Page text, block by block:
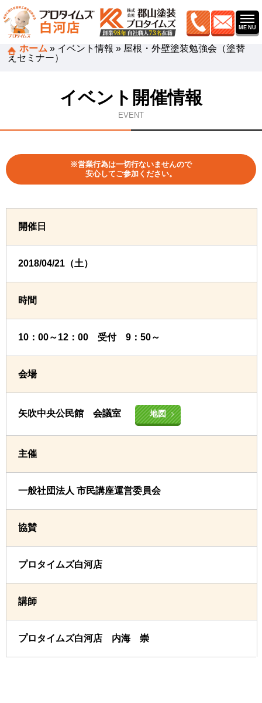
ホーム » イベント情報 » 屋根・外壁塗装勉強会（塗替
えセミナー）
イベント開催情報
EVENT
※営業行為は一切行ないませんので
安心してご参加ください。
開催日
2018/04/21（土）
時間
10：00～12：00 受付 9：50～
会場
矢吹中央公民館 会議室 地図
主催
一般社団法人 市民講座運営委員会
協賛
プロタイムズ白河店
講師
プロタイムズ白河店 内海 崇